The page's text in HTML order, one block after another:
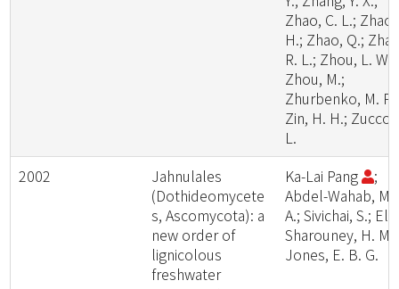
Zhao, C. L.; Zhao,
H.; Zhao, Q.;
R. L.; Zhou, L. W.;
Zhou, M.;
Zhurbenko, M. P.;
Zin, H. H.;
L.
2002
Jahnulales
(Dothideomycete
s, Ascomycota): a
new order of
lignicolous
freshwater
Ka-Lai Pang
;
Abdel-Wahab, M.
A.; Sivichai, S.; El-
Sharouney, H. M.;
Jones, E. B. G.